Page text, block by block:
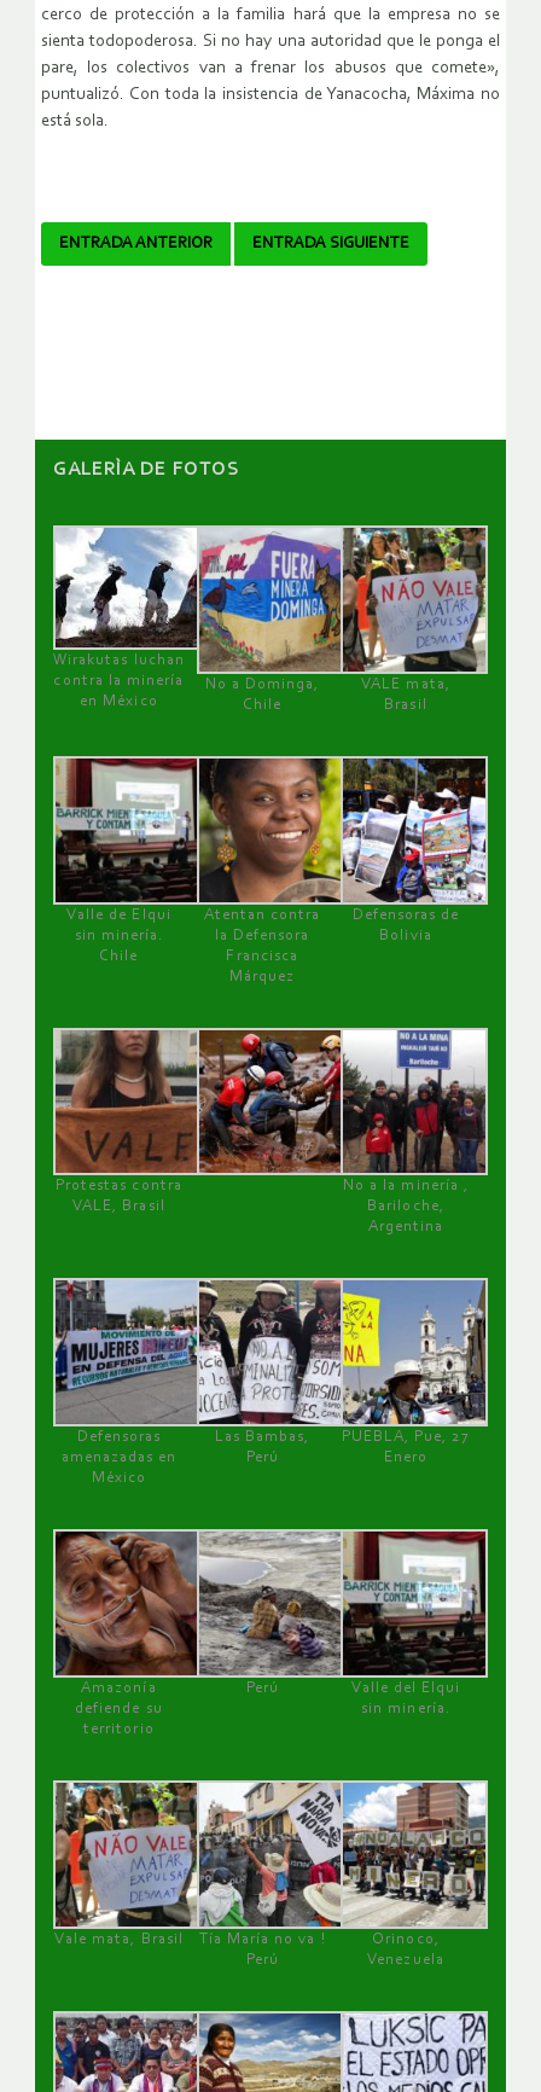
cerco de protección a la familia hará que la empresa no se
sienta todopoderosa. Si no hay una autoridad que le ponga el
pare, los colectivos van a frenar los abusos que comete»,
puntualizó. Con toda la insistencia de Yanacocha, Máxima no
está sola.
Navegador
ENTRADA ANTERIOR ENTRADA SIGUIENTE
GALERÌA DE FOTOS
Wirakutas luchan
contra la minería
en México
No a Dominga,
Chile
VALE mata,
Brasil
Valle de Elqui
sin minería.
Chile
Atentan contra
la Defensora
Francisca
Márquez
Defensoras de
Bolivia
Protestas contra
VALE, Brasil
No a la minería ,
Bariloche,
Argentina
Defensoras
amenazadas en
México
Las Bambas,
Perú
PUEBLA, Pue, 27
Enero
Amazonía
defiende su
territorio
Perú
Valle del Elqui
sin minería.
Vale mata, Brasil
Tía María no va !
Perú
Orinoco,
Venezuela